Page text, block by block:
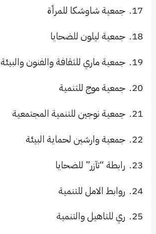
17. جمعية شاوشكا للمرأة
18. جمعية ليلون للضحايا
19. جمعية ماري للثقافة والفنون والبيئة
20. جمعية موج للتنمية
21. جمعية نوجين للتنمية المجتمعية
22. جمعية وارشين لحماية البيئة
23. رابطة “تآزر” للضحايا
24. روابط الامل للتنمية
25. ري للتاهيل والتنمية